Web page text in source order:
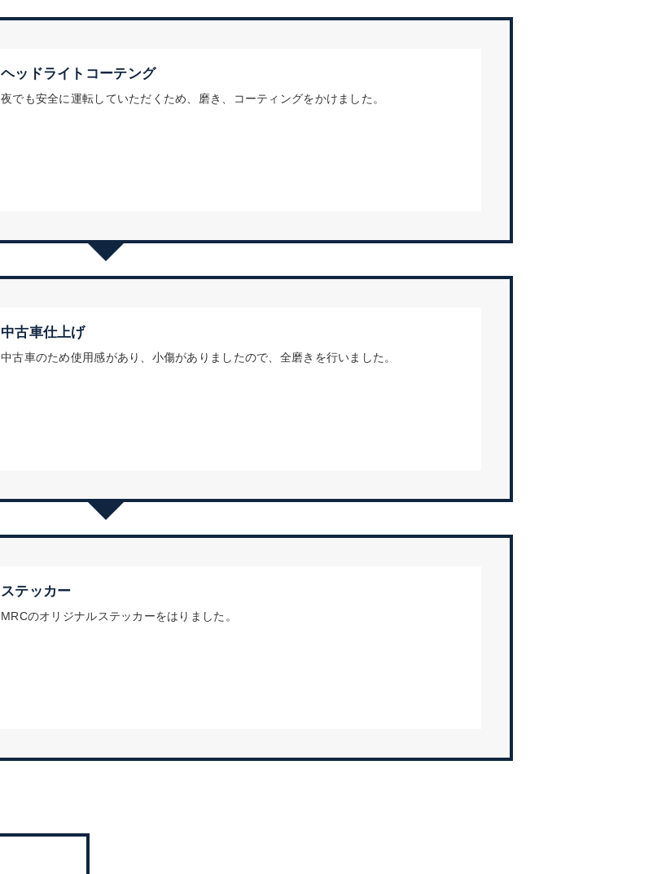
ヘッドライトコーテング
夜でも安全に運転していただくため、磨き、コーティングをかけました。
中古車仕上げ
中古車のため使用感があり、小傷がありましたので、全磨きを行いました。
ステッカー
MRCのオリジナルステッカーをはりました。